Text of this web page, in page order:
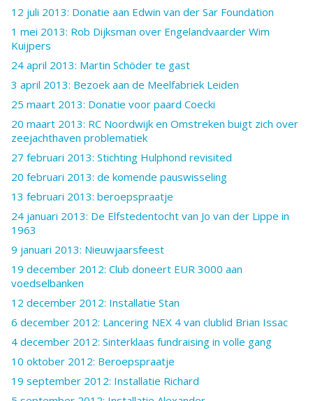
12 juli 2013: Donatie aan Edwin van der Sar Foundation
1 mei 2013: Rob Dijksman over Engelandvaarder Wim
Kuijpers
24 april 2013: Martin Schöder te gast
3 april 2013: Bezoek aan de Meelfabriek Leiden
25 maart 2013: Donatie voor paard Coecki
20 maart 2013: RC Noordwijk en Omstreken buigt zich over
zeejachthaven problematiek
27 februari 2013: Stichting Hulphond revisited
20 februari 2013: de komende pauswisseling
13 februari 2013: beroepspraatje
24 januari 2013: De Elfstedentocht van Jo van der Lippe in
1963
9 januari 2013: Nieuwjaarsfeest
19 december 2012: Club doneert EUR 3000 aan
voedselbanken
12 december 2012: Installatie Stan
6 december 2012: Lancering NEX 4 van clublid Brian Issac
4 december 2012: Sinterklaas fundraising in volle gang
10 oktober 2012: Beroepspraatje
19 september 2012: Installatie Richard